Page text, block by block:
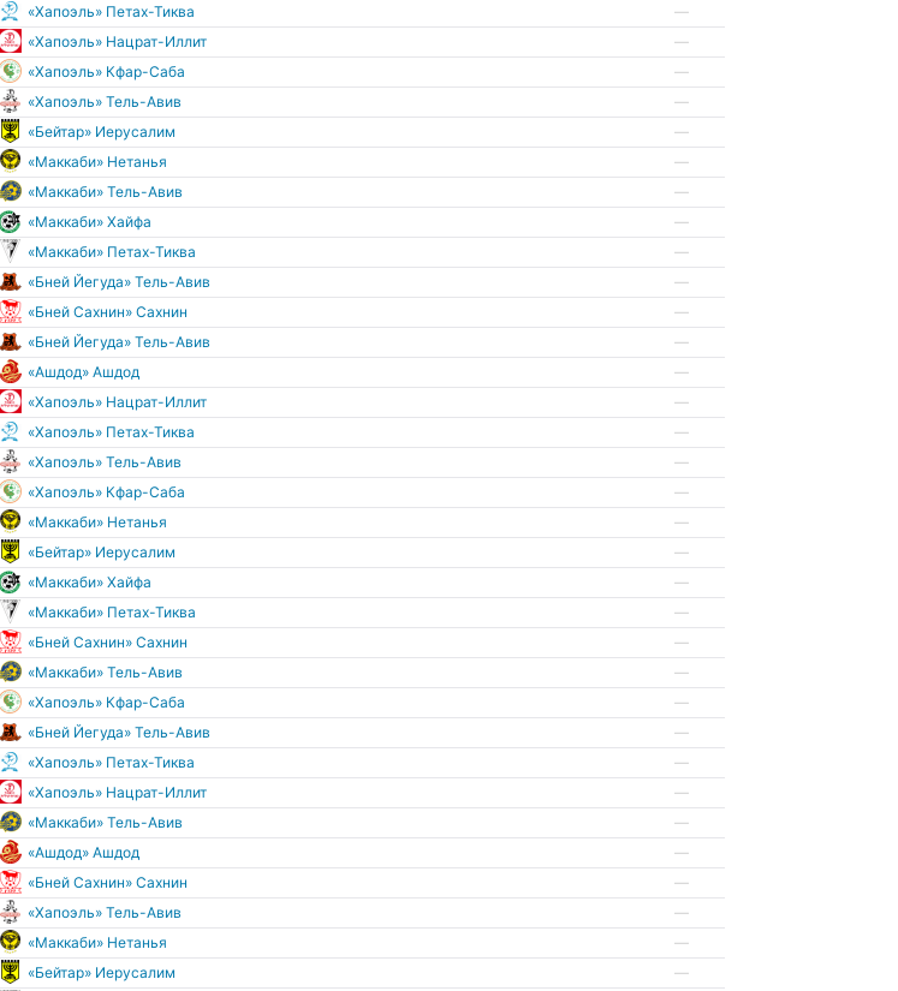
«Хапоэль» Петах-Тиква
—
«Хапоэль» Нацрат-Иллит
—
«Хапоэль» Кфар-Саба
—
«Хапоэль» Тель-Авив
—
«Бейтар» Иерусалим
—
«Маккаби» Нетанья
—
«Маккаби» Тель-Авив
—
«Маккаби» Хайфа
—
«Маккаби» Петах-Тиква
—
«Бней Йегуда» Тель-Авив
—
«Бней Сахнин» Сахнин
—
«Бней Йегуда» Тель-Авив
—
«Ашдод» Ашдод
—
«Хапоэль» Нацрат-Иллит
—
«Хапоэль» Петах-Тиква
—
«Хапоэль» Тель-Авив
—
«Хапоэль» Кфар-Саба
—
«Маккаби» Нетанья
—
«Бейтар» Иерусалим
—
«Маккаби» Хайфа
—
«Маккаби» Петах-Тиква
—
«Бней Сахнин» Сахнин
—
«Маккаби» Тель-Авив
—
«Хапоэль» Кфар-Саба
—
«Бней Йегуда» Тель-Авив
—
«Хапоэль» Петах-Тиква
—
«Хапоэль» Нацрат-Иллит
—
«Маккаби» Тель-Авив
—
«Ашдод» Ашдод
—
«Бней Сахнин» Сахнин
—
«Хапоэль» Тель-Авив
—
«Маккаби» Нетанья
—
«Бейтар» Иерусалим
—